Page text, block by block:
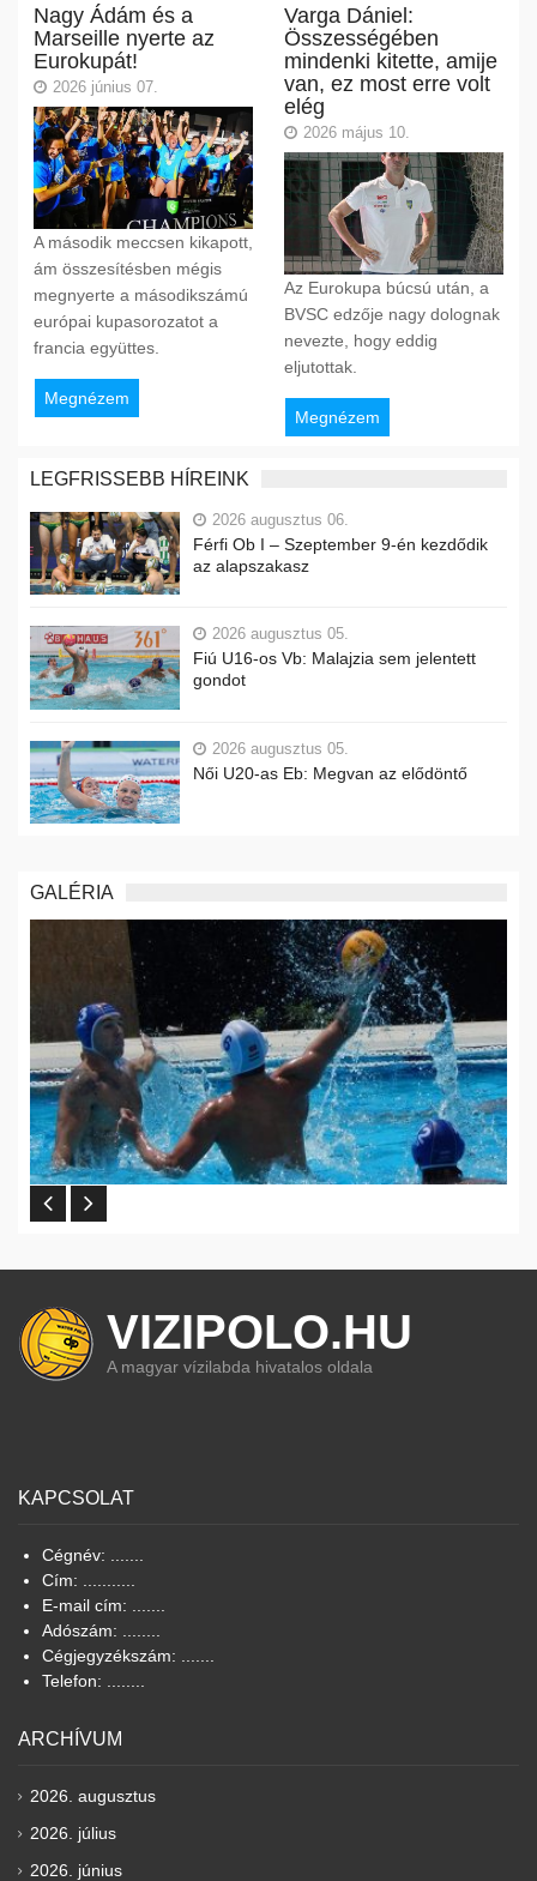
Nagy Ádám és a
Marseille nyerte az
Eurokupát!
2026 június 07.
A második meccsen kikapott,
ám összesítésben mégis
megnyerte a másodikszámú
európai kupasorozatot a
francia együttes.
Megnézem
Varga Dániel:
Összességében
mindenki kitette, amije
van, ez most erre volt
elég
2026 május 10.
Az Eurokupa búcsú után, a
BVSC edzője nagy dolognak
nevezte, hogy eddig
eljutottak.
Megnézem
LEGFRISSEBB HÍREINK
2026 augusztus 06.
Férfi Ob I – Szeptember 9-én kezdődik
az alapszakasz
2026 augusztus 05.
Fiú U16-os Vb: Malajzia sem jelentett
gondot
2026 augusztus 05.
Női U20-as Eb: Megvan az elődöntő
GALÉRIA
VIZIPOLO.HU
A magyar vízilabda hivatalos oldala
KAPCSOLAT
Cégnév: .......
Cím: ...........
E-mail cím: .......
Adószám: ........
Cégjegyzékszám: .......
Telefon: ........
ARCHÍVUM
2026. augusztus
2026. július
2026. június